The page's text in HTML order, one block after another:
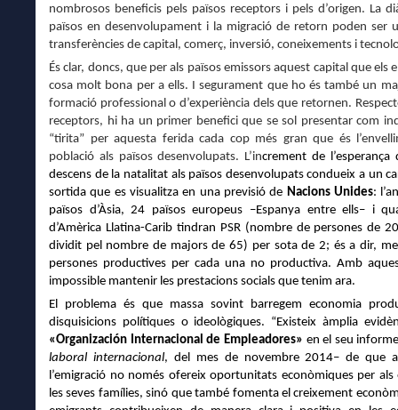
nombrosos beneficis pels països receptors i pels d’origen. La
països en desenvolupament i la migració de retorn poden ser
transferències de capital, comerç, inversió, coneixements i
És clar, doncs, que per als països emissors aquest capital que els
cosa molt bona per a ells. I segurament que ho és també un ma
formació professional o d’experiència dels que retornen. Respect
receptors, hi ha un primer benefici que se sol presentar com
“tirita” per aquesta feridacada cop més gran que és
població als països desenvolupats. L’increment de l’esperança
descens de la natalitat als països desenvolupatscondueix a un
sortidaque es visualitza en unaprevisió de Nacions Unides:
països d’Àsia, 24 païsoseuropeus –Espanya entre ells– i
d’Amèrica Llatina-Carib tindran PSR (nombre de persones de
dividit pel nombre de majors de 65) per sota de 2; és a dir,
persones productives per cada una no productiva. Amb
impossible mantenir les prestacions socials que tenim ara.
El problema és que massa sovint barregem economia
disquisicions polítiques o ideològiques. “Existeix àmplia
«Organización Internacional de Empleadores» en el seu
laboral internacional, del mes de novembre 2014– de que
l’emigració no només ofereix oportunitats econòmiques per als
les seves famílies, sinó que també fomenta el creixement